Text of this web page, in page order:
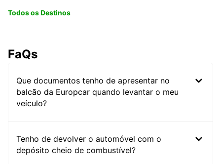
Todos os Destinos
FaQs
Que documentos tenho de apresentar no
balcão da Europcar quando levantar o meu
veículo?
Tenho de devolver o automóvel com o
depósito cheio de combustível?